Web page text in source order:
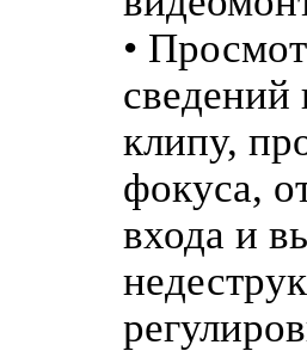
•
клипу,
фокуса,
входа и